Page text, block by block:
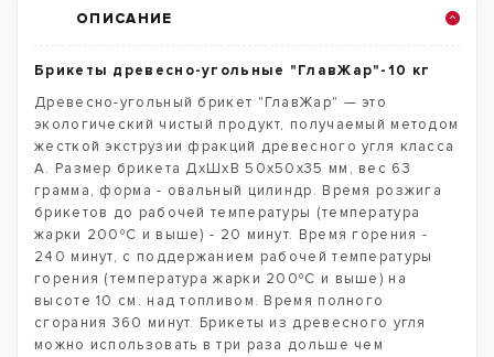
ОПИСАНИЕ
Брикеты древесно-угольные "ГлавЖар"-10 кг
Древесно-угольный брикет "ГлавЖар" — это
экологический чистый продукт, получаемый методом
жесткой экструзии фракций древесного угля класса
А. Размер брикета ДxШxВ 50x50x35 мм, вес 63
грамма, форма - овальный цилиндр. Время розжига
брикетов до рабочей температуры (температура
жарки 200ºС и выше) - 20 минут. Время горения -
240 минут, с поддержанием рабочей температуры
горения (температура жарки 200ºС и выше) на
высоте 10 см. над топливом. Время полного
сгорания 360 минут. Брикеты из древесного угля
можно использовать в три раза дольше чем